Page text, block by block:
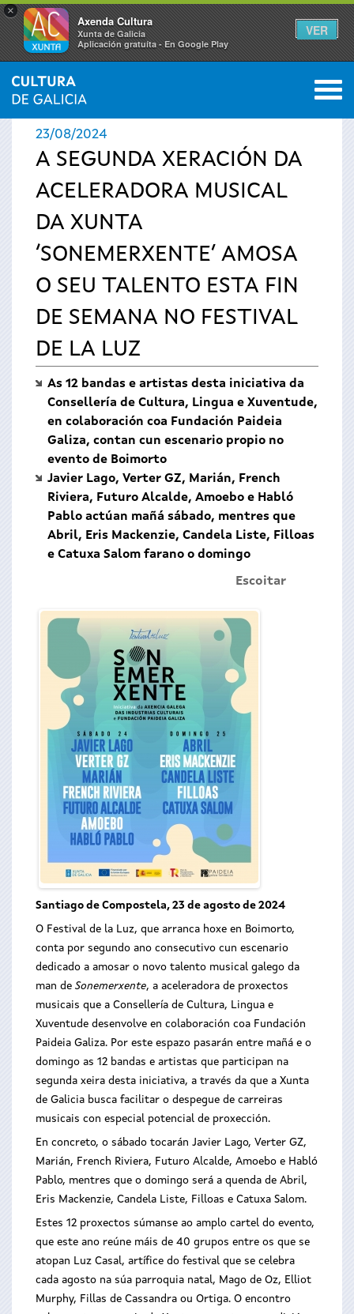
×
Axenda Cultura
Xunta de Galicia
Aplicación gratuíta - En Google Play
VER
Vostede
está
aquí
INICIO › ACTUALIDADE 0
23/08/2024
A SEGUNDA XERACIÓN DA
ACELERADORA MUSICAL
DA XUNTA
‘SONEMERXENTE’ AMOSA
O SEU TALENTO ESTA FIN
DE SEMANA NO FESTIVAL
DE LA LUZ
As 12 bandas e artistas desta iniciativa da
Consellería de Cultura, Lingua e Xuventude,
en colaboración coa Fundación Paideia
Galiza, contan cun escenario propio no
evento de Boimorto
Javier Lago, Verter GZ, Marián, French
Riviera, Futuro Alcalde, Amoebo e Habló
Pablo actúan mañá sábado, mentres que
Abril, Eris Mackenzie, Candela Liste, Filloas
e Catuxa Salom farano o domingo
Escoitar
Santiago de Compostela, 23 de agosto de 2024
O Festival de la Luz, que arranca hoxe en Boimorto,
conta por segundo ano consecutivo cun escenario
dedicado a amosar o novo talento musical galego da
man de Sonemerxente, a aceleradora de proxectos
musicais que a Consellería de Cultura, Lingua e
Xuventude desenvolve en colaboración coa Fundación
Paideia Galiza. Por este espazo pasarán entre mañá e o
domingo as 12 bandas e artistas que participan na
segunda xeira desta iniciativa, a través da que a Xunta
de Galicia busca facilitar o despegue de carreiras
musicais con especial potencial de proxección.
En concreto, o sábado tocarán Javier Lago, Verter GZ,
Marián, French Riviera, Futuro Alcalde, Amoebo e Habló
Pablo, mentres que o domingo será a quenda de Abril,
Eris Mackenzie, Candela Liste, Filloas e Catuxa Salom.
Estes 12 proxectos súmanse ao amplo cartel do evento,
que este ano reúne máis de 40 grupos entre os que se
atopan Luz Casal, artífice do festival que se celebra
cada agosto na súa parroquia natal, Mago de Oz, Elliot
Murphy, Fillas de Cassandra ou Ortiga. O encontro